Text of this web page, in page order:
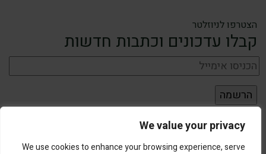
We value your privacy
We use cookies to enhance your browsing experience, serve
הצטרפו לניוזלטר
קבלו עדכונים וכתבות חדשות